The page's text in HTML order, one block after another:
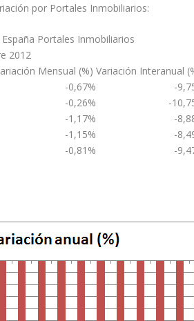
por Portales Inmobiliarios:
Portales Inmobiliarios
2012
Mensual (%) Variación Interanual
-0,67%
-
-0,26%
-
-1,17%
-
-1,15%
-
-0,81% -